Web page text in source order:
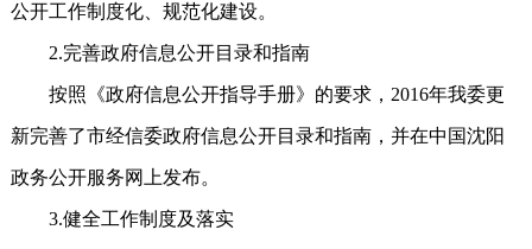
公开工作制度化、规范化建设。
2.完善政府信息公开目录和指南
按照《政府信息公开指导手册》的要求，2016年我委更
新完善了市经信委政府信息公开目录和指南，并在中国沈阳
政务公开服务网上发布。
3.健全工作制度及落实